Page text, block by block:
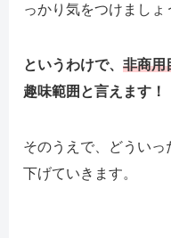
っかり気をつけましょ
というわけで、 非商用
趣味範囲と言えます！
そのうえで、どういっ
下げていきます。